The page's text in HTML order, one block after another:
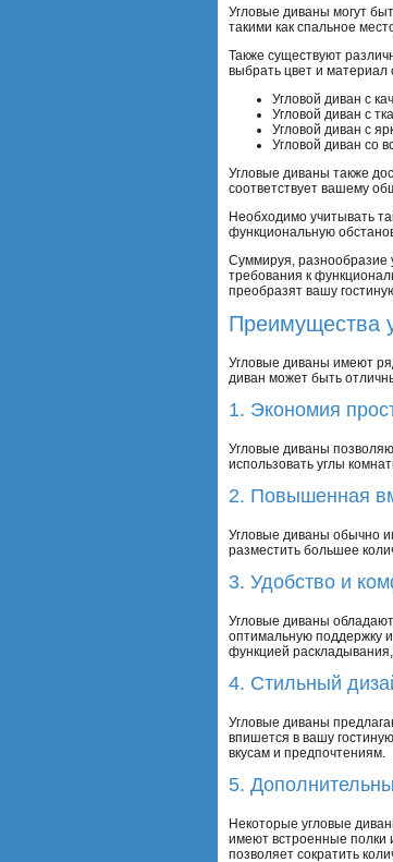
Угловые диваны могут
такими как спальное
Также существуют
выбрать цвет и материал
Угловой диван с
Угловой диван с
Угловой диван с
Угловой диван со
Угловые диваны также
соответствует вашему
Необходимо учитывать
функциональную
Суммируя, разнообразие
требования к
преобразят вашу
Преимущества
Угловые диваны имеют
диван может быть
1. Экономия
Угловые диваны
использовать углы
2. Повышенная
Угловые диваны обычно
разместить большее
3. Удобство и
Угловые диваны
оптимальную поддержку
функцией
4. Стильный
Угловые диваны
впишется в вашу
вкусам и предпочтениям.
5.
Некоторые угловые
имеют встроенные полки
позволяет сократить